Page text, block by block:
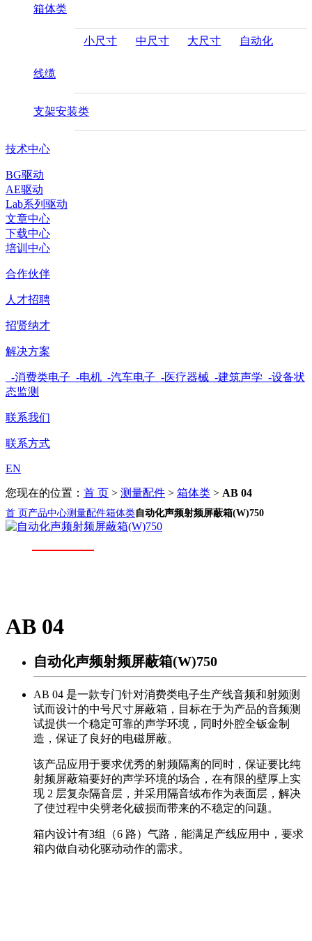
箱体类
小尺寸 中尺寸 大尺寸 自动化
线缆
支架安装类
技术中心
BG驱动
AE驱动
Lab系列驱动
文章中心
下载中心
培训中心
合作伙伴
人才招聘
招贤纳才
解决方案
-消费类电子 -电机 -汽车电子 -医疗器械 -建筑声学 -设备状
态监测
联系我们
联系方式
EN
您现在的位置： 首 页 > 测量配件 > 箱体类 > AB 04
首 页产品中心测量配件箱体类自动化声频射频屏蔽箱(W)750
AB 04
自动化声频射频屏蔽箱(W)750
AB 04 是一款专门针对消费类电子生产线音频和射频测
试而设计的中号尺寸屏蔽箱，目标在于为产品的音频测
试提供一个稳定可靠的声学环境，同时外腔全钣金制
造，保证了良好的电磁屏蔽。
该产品应用于要求优秀的射频隔离的同时，保证要比纯
射频屏蔽箱要好的声学环境的场合，在有限的壁厚上实
现 2 层复杂隔音层，并采用隔音绒布作为表面层，解决
了使过程中尖劈老化破损而带来的不稳定的问题。
箱内设计有3组（6 路）气路，能满足产线应用中，要求
箱内做自动化驱动动作的需求。